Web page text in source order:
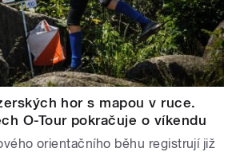
hor s mapou v ruce.
O-Tour pokračuje o víkendu
orientačního běhu registrují již